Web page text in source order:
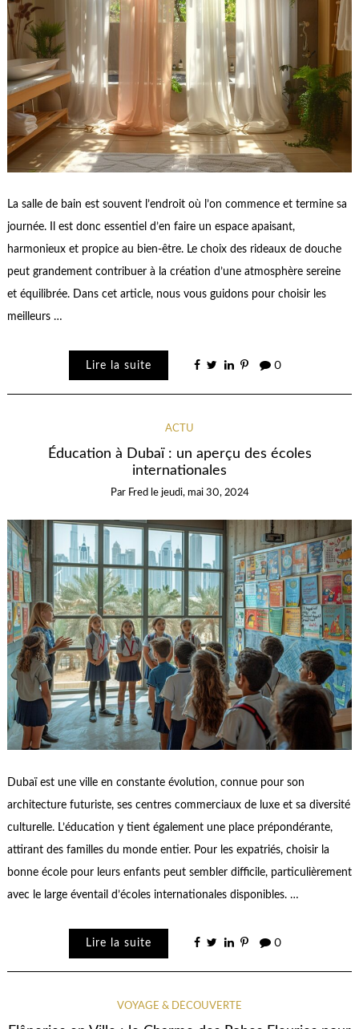
La salle de bain est souvent l’endroit où l’on commence et termine sa
journée. Il est donc essentiel d’en faire un espace apaisant,
harmonieux et propice au bien-être. Le choix des rideaux de douche
peut grandement contribuer à la création d’une atmosphère sereine
et équilibrée. Dans cet article, nous vous guidons pour choisir les
meilleurs …
Lire la suite 0
ACTU
Éducation à Dubaï : un aperçu des écoles
internationales
Par Fred le jeudi, mai 30, 2024
Dubaï est une ville en constante évolution, connue pour son
architecture futuriste, ses centres commerciaux de luxe et sa diversité
culturelle. L’éducation y tient également une place prépondérante,
attirant des familles du monde entier. Pour les expatriés, choisir la
bonne école pour leurs enfants peut sembler difficile, particulièrement
avec le large éventail d’écoles internationales disponibles. …
Lire la suite 0
VOYAGE & DÉCOUVERTE